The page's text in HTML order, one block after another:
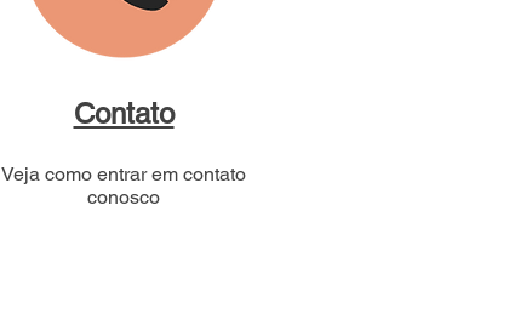
Contato
Veja como entrar em contato
conosco